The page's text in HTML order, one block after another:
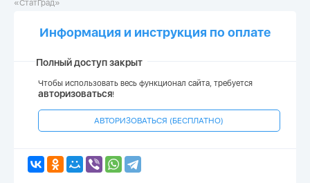
«СтатГрад»
Информация и инструкция по оплате
Полный доступ закрыт
Чтобы использовать весь функционал сайта, требуется
авторизоваться!
АВТОРИЗОВАТЬСЯ (БЕСПЛАТНО)